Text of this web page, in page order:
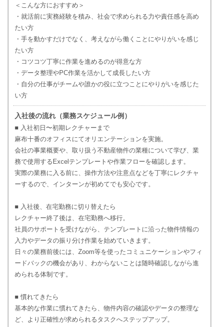
＜こんな方におすすめ＞
・就活前に実務経験を積み、社会で求められる力や責任感を高め
たい方
・手を動かすだけでなく、考えながら働くことにやりがいを感じ
たい方
・コツコツ丁寧に作業を進めるのが得意な方
・データ整理やPC作業を活かして成長したい方
・自分の仕事がチームや誰かの役に立つことにやりがいを感じた
い方
入社後の流れ（業務スケジュール例）
■ 入社初日〜初期レクチャーまで
麻布十番のオフィスにてオリエンテーションを実施。
会社の事業概要や、取り扱う不動産物件の業種について学び、業
務で使用するExcelテンプレートや作業フローを確認します。
実際の業務に入る前に、操作方法や注意点などを丁寧にレクチャ
ーするので、インターンが初めてでも安心です。
■ 入社後、在宅勤務に切り替えたら
レクチャー終了後は、在宅勤務へ移行。
社員のサポートを受けながら、テンプレートに沿った物件情報の
入力やデータの振り分け作業を始めていきます。
日々の業務前後には、Zoom等を使ったコミュニケーションやフィ
ードバックの機会があり、わからないことは随時確認しながら進
められる体制です。
■ 慣れてきたら
基本的な作業に慣れてきたら、物件内容の確認やデータの整理な
ど、より正確性が求められるタスクへステップアップ。